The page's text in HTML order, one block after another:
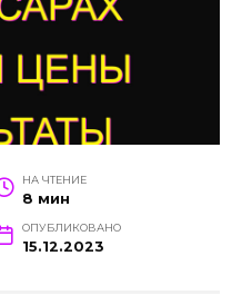
НА ЧТЕНИЕ
8 мин
ОПУБЛИКОВАНО
15.12.2023